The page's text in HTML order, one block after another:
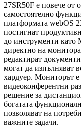
27SR50F е повече от
самостоятелно
платформата webOS
постигнат
до инструменти като
директно на
редактират
могат да изпълняват
хардуер. Мониторът е
видеоконферентни
решение за
богатата
позволяват на
важните задачи.